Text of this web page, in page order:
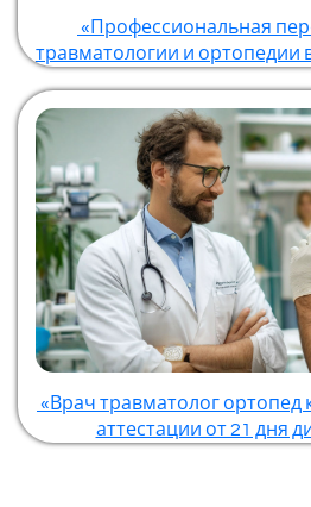
«Профессиональная
травматологии и ортопедии
«Врач травматолог ортопед
аттестации от 21 дня